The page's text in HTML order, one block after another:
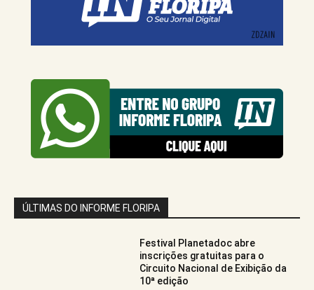
ÚLTIMAS DO INFORME FLORIPA
Festival Planetadoc abre
inscrições gratuitas para o
Circuito Nacional de Exibição da
10ª edição